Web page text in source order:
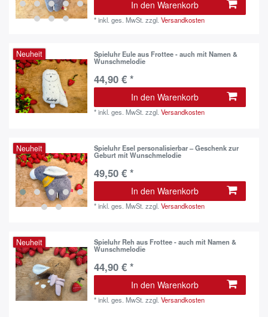
In den Warenkorb
*inkl. ges. MwSt. zzgl.Versandkosten
Neuheit Spieluhr Eule aus Frottee - auch mit Namen &
Wunschmelodie
44,90 € *
In den Warenkorb
*inkl. ges. MwSt. zzgl.Versandkosten
Neuheit Spieluhr Esel personalisierbar – Geschenk zur
Geburt mit Wunschmelodie
49,50 € *
In den Warenkorb
*inkl. ges. MwSt. zzgl.Versandkosten
Neuheit Spieluhr Reh aus Frottee - auch mit Namen &
Wunschmelodie
44,90 € *
In den Warenkorb
*inkl. ges. MwSt. zzgl.Versandkosten